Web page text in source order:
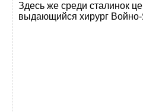
Здесь же среди сталинок
выдающийся хирург